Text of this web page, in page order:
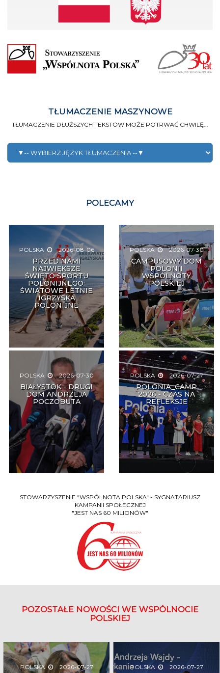
TŁUMACZENIE MASZYNOWE
TŁUMACZENIE DŁUŻSZYCH TEKSTÓW MOŻE POTRWAĆ CHWILĘ...
POLECAMY
POLSKA 2026-08-06
PRZED NAMI
NAJWIĘKSZE
ŚWIĘTO SPORTU
POLONIJNEGO:
ŚWIATOWE LETNIE
IGRZYSKA
POLONIJNE
POLSKA 2026-07-30
CAMPUSOWY DOM
POLONII
WSPÓLNOTY
POLSKIEJ
POLSKA 2026-07-30
BIAŁYSTOK - DRUGI
DOM ANDRZEJA
POCZOBUTA
POLSKA 2026-07-27
POLONIA_CAMP
2026 - CZAS NA
REFLEKSJE
STOWARZYSZENIE "WSPÓLNOTA POLSKA" - SYGNATARIUSZ
KAMPANII SPOŁECZNEJ
"JEST NAS 60 MILIONÓW"
POZOSTAŁE NOWOŚCI WE WSPÓLNOCIE
POLSKIEJ
POLSKA 2026-07-27 POLSKA 2026-07-27